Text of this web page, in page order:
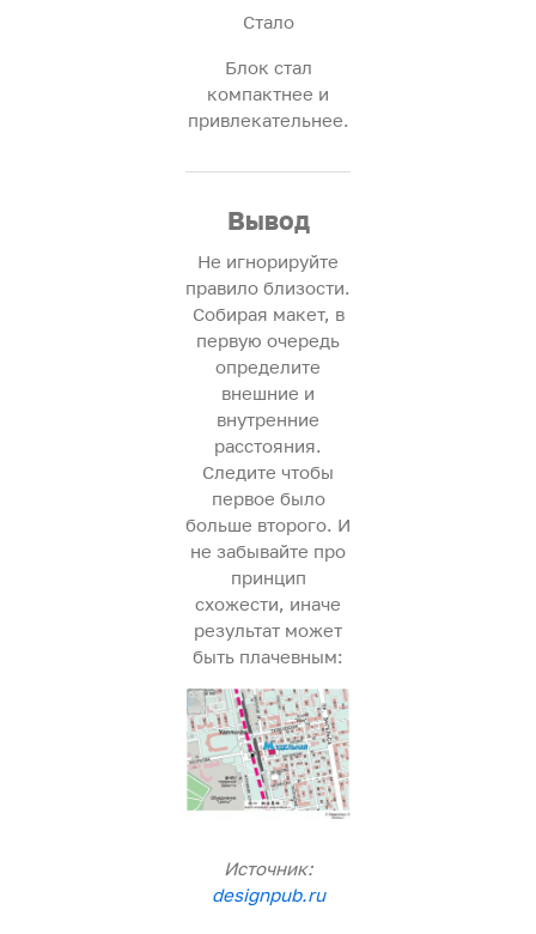
Стало
Блок стал
компактнее и
привлекательнее.
Вывод
Не игнорируйте
правило близости.
Собирая макет, в
первую очередь
определите
внешние и
внутренние
расстояния.
Следите чтобы
первое было
больше второго. И
не забывайте про
принцип
схожести, иначе
результат может
быть плачевным:
Источник:
designpub.ru